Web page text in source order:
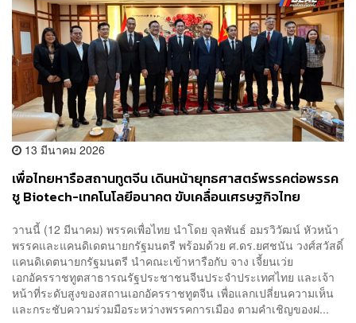
13 มีนาคม 2026
เพื่อไทยหารือสถานทูตจีน เดินหน้ายุทธศาสตร์พรรคต่อพรรค
ชู Biotech-เทคโนโลยีอนาคต ขับเคลื่อนเศรษฐกิจไทย
วานนี้ (12 มีนาคม) พรรคเพื่อไทย นำโดย จุลพันธ์ อมรวิวัฒน์ หัวหน้า
พรรคและแคนดิเดตนายกรัฐมนตรี พร้อมด้วย ศ.ดร.ยศชนัน วงศ์สวัสดิ์
แคนดิเดตนายกรัฐมนตรี นำคณะเข้าหารือกับ จาง เจี้ยนเว่ย
เอกอัครราชทูตสาธารณรัฐประชาชนจีนประจำประเทศไทย และเจ้า
หน้าที่ระดับสูงของสถานเอกอัครราชทูตจีน เพื่อแลกเปลี่ยนความเห็น
และกระชับความร่วมมือระหว่างพรรคการเมือง ตามคำเชิญของฝ...